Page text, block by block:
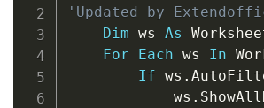
'Updated by
Dim ws As
For
Each ws In
If ws .
            ws
.